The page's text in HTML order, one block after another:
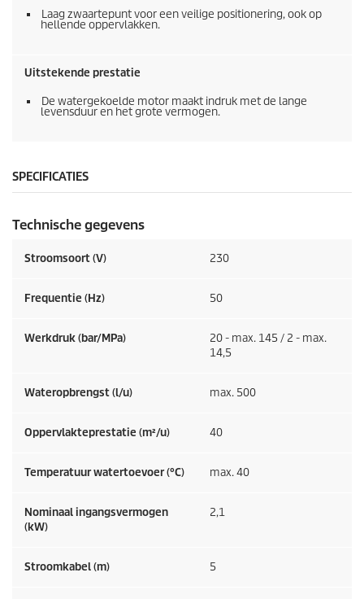
Laag zwaartepunt voor een veilige positionering, ook op
hellende oppervlakken.
Uitstekende prestatie
De watergekoelde motor maakt indruk met de lange
levensduur en het grote vermogen.
SPECIFICATIES
Technische gegevens
Stroomsoort (V) 230
Frequentie (Hz) 50
Werkdruk (bar/MPa)
20 - max. 145 / 2 - max.
14,5
Wateropbrengst (l/u) max. 500
Oppervlakteprestatie (m²/u) 40
Temperatuur watertoevoer (°C) max. 40
Nominaal ingangsvermogen
(kW)
2,1
Stroomkabel (m) 5